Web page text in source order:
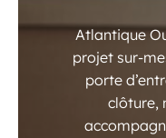
Atlantique
projet sur-
porte
clôture,